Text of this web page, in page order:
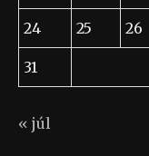
24 25 26
31
« júl